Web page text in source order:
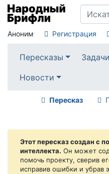
Аноним Регистрация
Пересказы Задачи
Новости
Пересказ
Этот пересказ создан с
интеллекта. Он может
помочь проекту, сверив
исправив ошибки и убрав